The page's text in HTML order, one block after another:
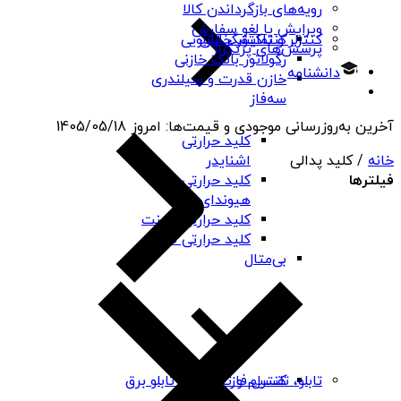
کلید حرارتی
اشنایدر
کلید حرارتی
هیوندای
کلید حرارتی چینت
کلید حرارتی PNS
بی‌متال
کنتاکتور خازنی
رگولاتور بانک خازنی
خازن قدرت و سیلندری
سه‌فاز
کنترلر و نمایشگر تابلویی
کنترل فاز
تابلو، تقسیم و تجهیزات تابلو برق
رویه‌های بازگرداندن کالا
ویرایش یا لغو سفارش
پرسش‌های پرتکرار
دانشنامه
آخرین به‌روزرسانی موجودی و قیمت‌ها: امروز 1405/05/18
خانه / کلید پدالی
فیلترها